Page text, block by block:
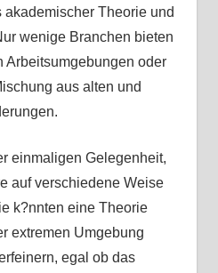
Theorie und
wenige Branchen bieten
Arbeitsumgebungen oder
aus alten und
einmaligen Gelegenheit,
auf verschiedene Weise
k?nnten eine Theorie
extremen Umgebung
egal ob das